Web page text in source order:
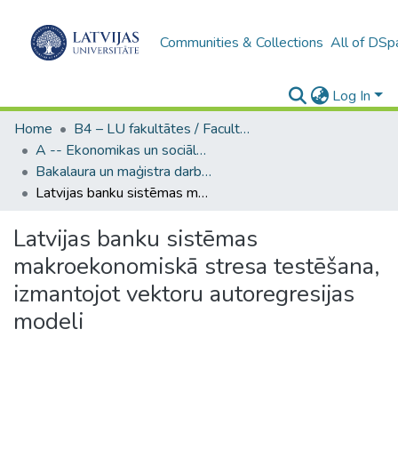
Communities & Collections All of
Log In
Home
B4 – LU fakultātes / Faculties of the UL
A -- Ekonomikas un sociālo zinātņu fakultāte / Faculty of Economics and Social Sciences
Bakalaura un maģistra darbi (ESZF) / Bachelor's and Master's theses
Latvijas banku sistēmas makroekonomiskā stresa testēšana, izmantojot vektoru autoregresijas modeli
Latvijas banku sistēmas
makroekonomiskā stresa testēšana,
izmantojot vektoru autoregresijas
modeli